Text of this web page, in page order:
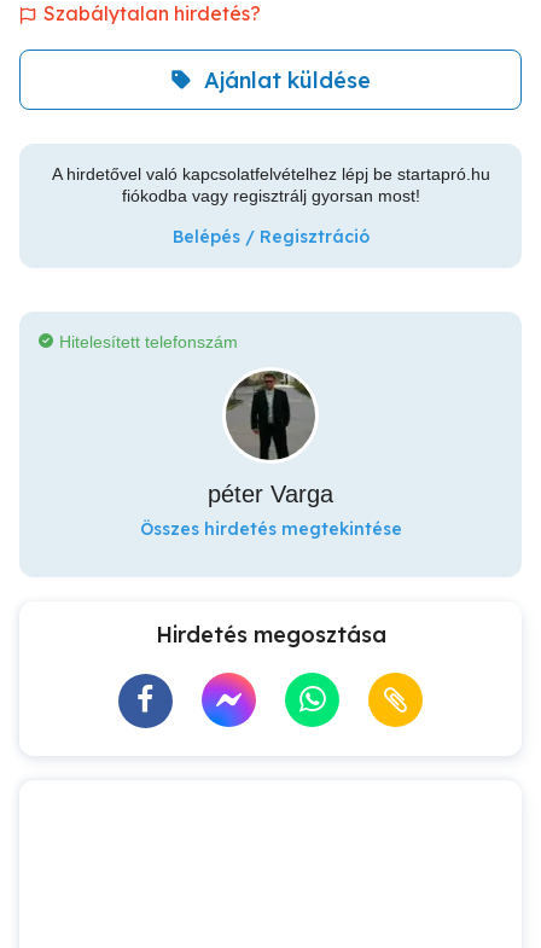
Szabálytalan hirdetés?
Ajánlat küldése
A hirdetővel való kapcsolatfelvételhez lépj be startapró.hu
fiókodba vagy regisztrálj gyorsan most!
Belépés / Regisztráció
Hitelesített telefonszám
péter Varga
Összes hirdetés megtekintése
Hirdetés megosztása